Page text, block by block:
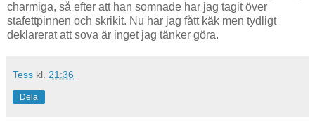
charmiga, så efter att han somnade har jag tagit över
stafettpinnen och skrikit. Nu har jag fått käk men tydligt
deklarerat att sova är inget jag tänker göra.
Tess kl. 21:36
Dela